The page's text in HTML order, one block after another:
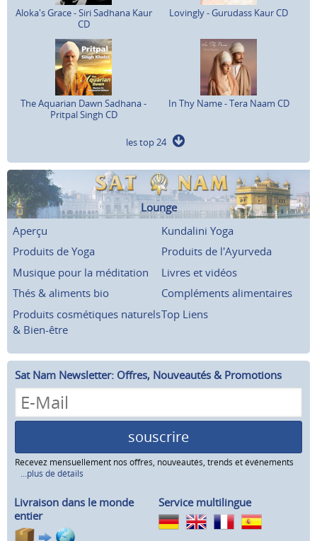
Aloka's Grace - Siri Sadhana Kaur
CD
Lovingly - Gurudass Kaur CD
The Aquarian Dawn Sadhana -
Pritpal Singh CD
In Thy Name - Tera Naam CD
les top 24
Lounge
Aperçu
Kundalini Yoga
Produits de Yoga
Produits de l'Ayurveda
Musique pour la méditation
Livres et vidéos
Thés & aliments bio
Compléments alimentaires
Produits cosmétiques naturels
& Bien-être
Top Liens
Sat Nam Newsletter: Offres, Nouveautés & Promotions
souscrire
Recevez mensuellement nos offres, nouveautés, trends et événements
...plus de détails
Livraison dans le monde
entier
Service multilingue